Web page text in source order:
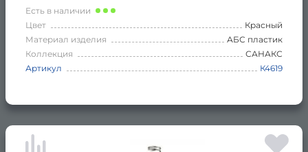
Есть в наличии
Цвет
Красный
Материал изделия
АБС пластик
Коллекция
САНАКС
Артикул
К4619